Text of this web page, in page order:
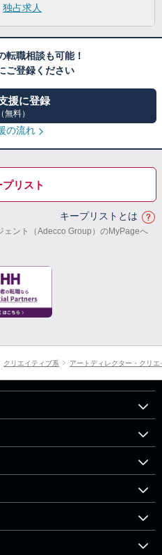
独占求人
転職相談も可能！
ご登録ください
援に登録
（無料）
の流れ
プリスト
キープリストとは
ェント（Adecco Group）のMyPageへ
クリエイティブ系 アートディレクター・クリ